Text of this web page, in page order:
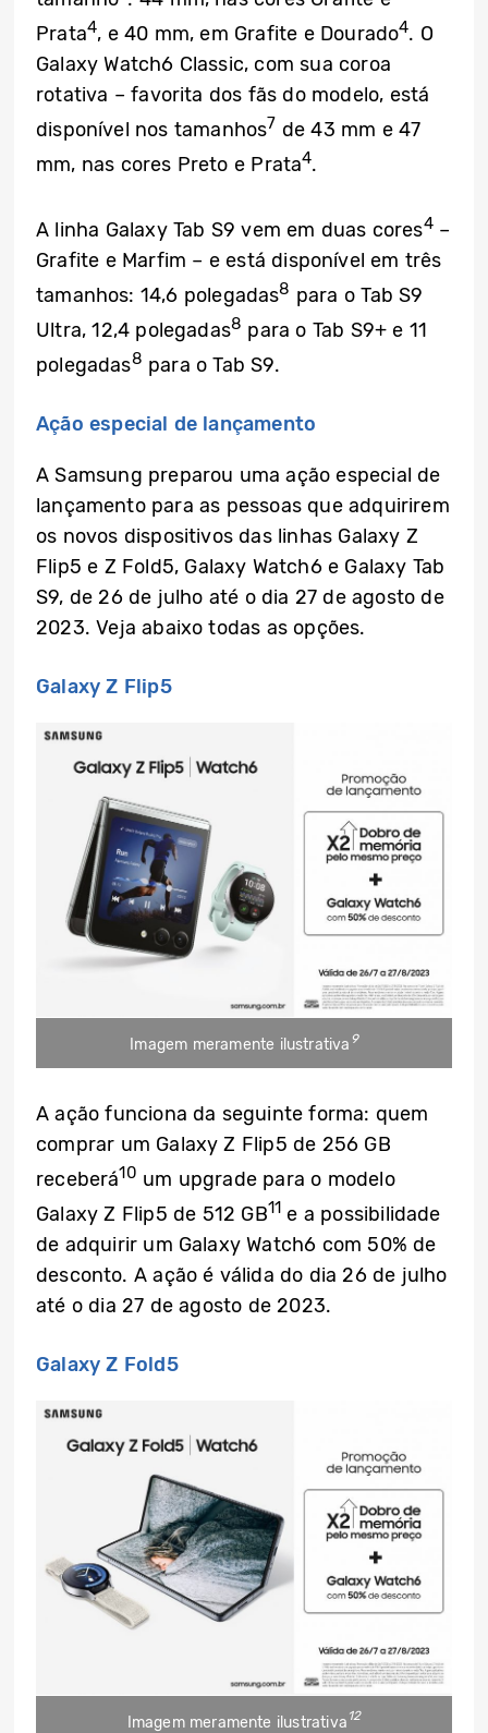
Prata4, e 40 mm, em Grafite e Dourado4. O
Galaxy Watch6 Classic, com sua coroa
rotativa – favorita dos fãs do modelo, está
disponível nos tamanhos7 de 43 mm e 47
mm, nas cores Preto e Prata4.
A linha Galaxy Tab S9 vem em duas cores4–
Grafite e Marfim – e está disponível em três
tamanhos: 14,6 polegadas8 para o Tab S9
Ultra, 12,4 polegadas8 para o Tab S9+ e 11
polegadas8 para o Tab S9.
Ação especial de lançamento
A Samsung preparou uma ação especial de
lançamento para as pessoas que adquirirem
os novos dispositivos das linhas Galaxy Z
Flip5 e Z Fold5, Galaxy Watch6 e Galaxy Tab
S9, de 26 de julho até o dia 27 de agosto de
2023. Veja abaixo todas as opções.
Galaxy Z Flip5
Imagem meramente ilustrativa 9
A ação funciona da seguinte forma: quem
comprar um Galaxy Z Flip5 de 256 GB
receberá10 um upgrade para o modelo
Galaxy Z Flip5 de 512 GB11 e a possibilidade
de adquirir um Galaxy Watch6 com 50% de
desconto. A ação é válida do dia 26 de julho
até o dia 27 de agosto de 2023.
Galaxy Z Fold5
Imagem meramente ilustrativa 12